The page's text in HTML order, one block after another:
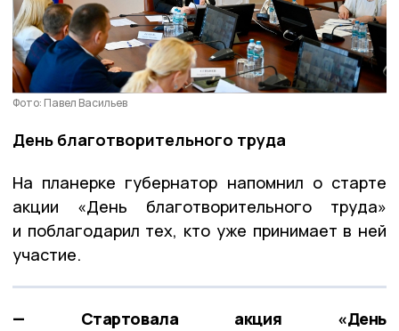
Фото: Павел Васильев
День благотворительного труда
На планерке губернатор напомнил о старте
акции «День благотворительного труда»
и поблагодарил тех, кто уже принимает в ней
участие.
— Стартовала акция «День